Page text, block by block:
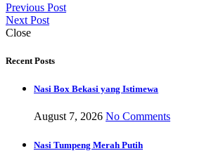
Previous Post
Next Post
Close
Recent Posts
Nasi Box Bekasi yang Istimewa
August 7, 2026 No Comments
Nasi Tumpeng Merah Putih